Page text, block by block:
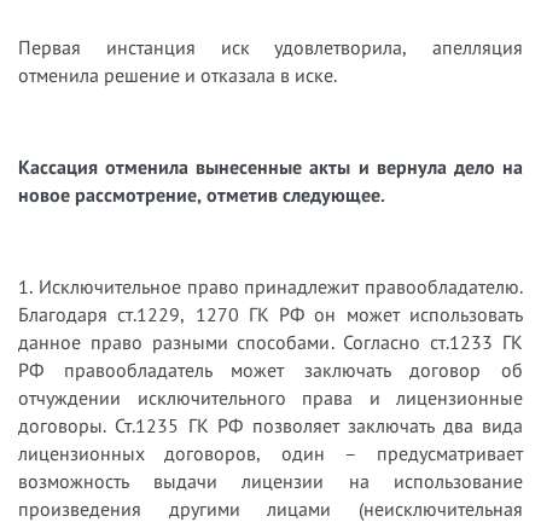
Первая инстанция иск удовлетворила, апелляция
отменила решение и отказала в иске.
Кассация отменила вынесенные акты и вернула дело на
новое рассмотрение, отметив следующее.
1. Исключительное право принадлежит правообладателю.
Благодаря ст.1229, 1270 ГК РФ он может использовать
данное право разными способами. Согласно ст.1233 ГК
РФ правообладатель может заключать договор об
отчуждении исключительного права и лицензионные
договоры. Ст.1235 ГК РФ позволяет заключать два вида
лицензионных договоров, один – предусматривает
возможность выдачи лицензии на использование
произведения другими лицами (неисключительная